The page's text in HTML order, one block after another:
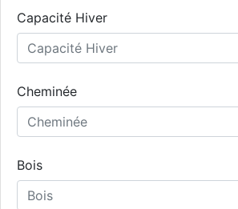
Capacité Hiver
Cheminée
Bois